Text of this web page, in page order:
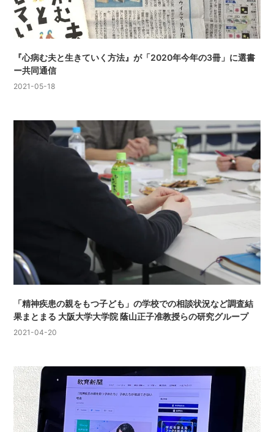
『心病む夫と生きていく方法』が「2020年今年の3冊」に選書
ー共同通信
2021-05-18
「精神疾患の親をもつ子ども」の学校での相談状況など調査結
果まとまる 大阪大学大学院 蔭山正子准教授らの研究グループ
2021-04-20